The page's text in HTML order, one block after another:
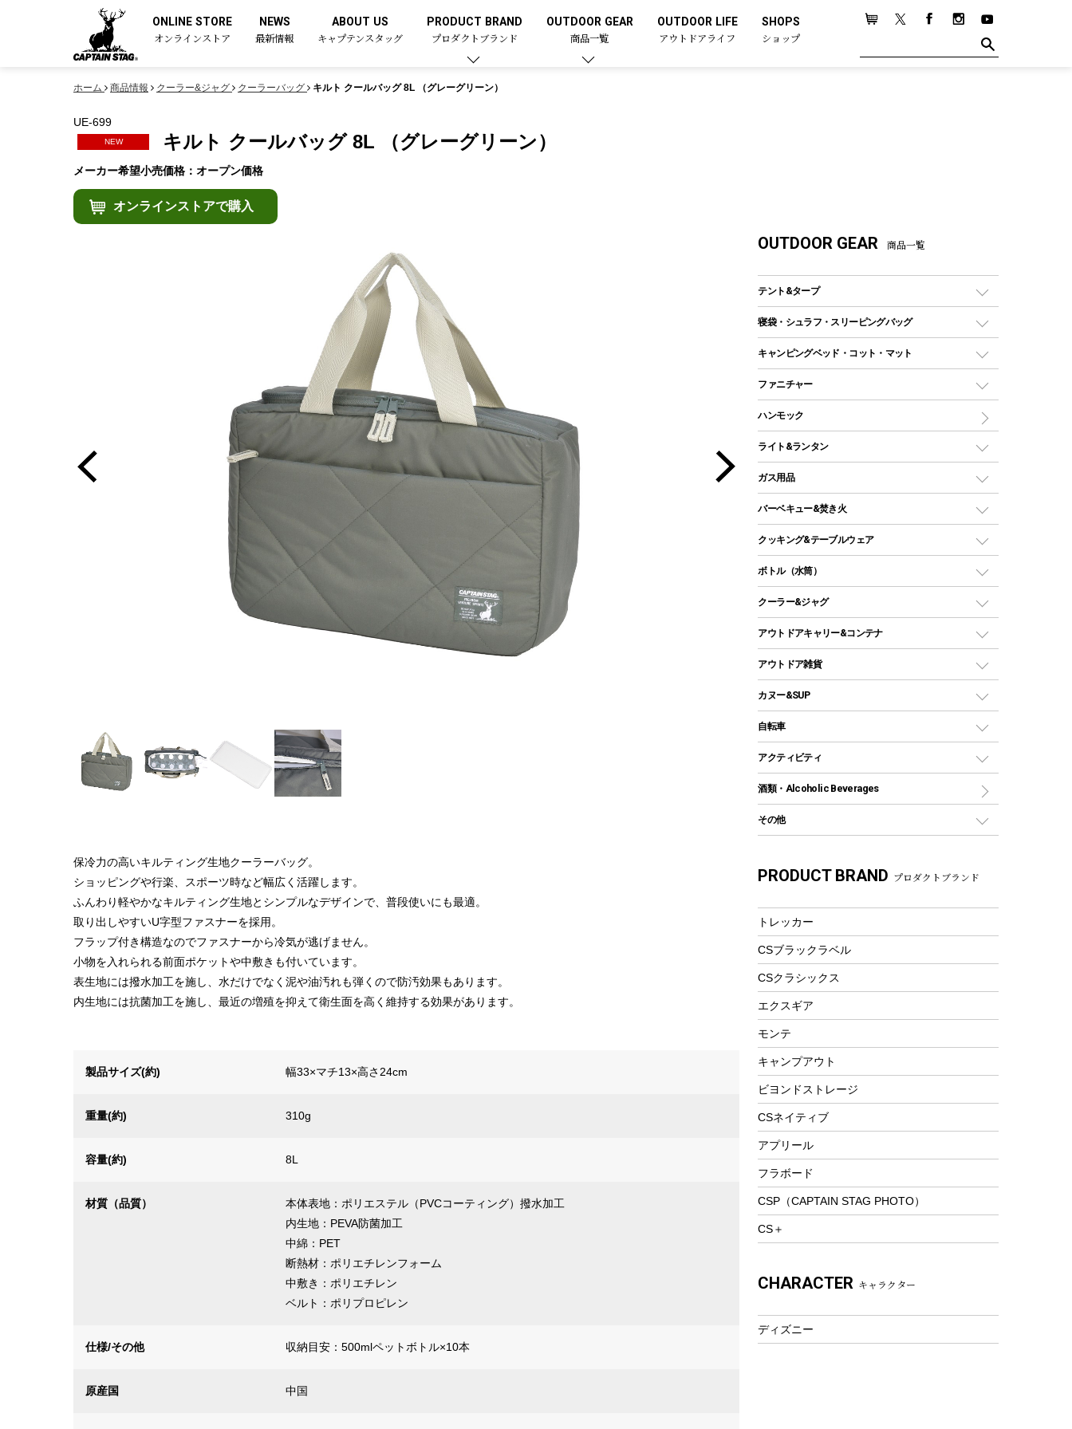
ONLINE STORE
オンラインストア
NEWS
最新情報
ABOUT US
キャプテンスタッグ
PRODUCT BRAND
プロダクトブランド
OUTDOOR GEAR
商品一覧
OUTDOOR LIFE
アウトドアライフ
SHOPS
ショップ
ホーム 商品情報 クーラー&ジャグ クーラーバッグ キルト クールバッグ 8L （グレーグリーン）
UE-699
NEW キルト クールバッグ 8L （グレーグリーン）
メーカー希望小売価格：オープン価格
オンラインストアで購入
保冷力の高いキルティング生地クーラーバッグ。
ショッピングや行楽、スポーツ時など幅広く活躍します。
ふんわり軽やかなキルティング生地とシンプルなデザインで、普段使いにも最適。
取り出しやすいU字型ファスナーを採用。
フラップ付き構造なのでファスナーから冷気が逃げません。
小物を入れられる前面ポケットや中敷きも付いています。
表生地には撥水加工を施し、水だけでなく泥や油汚れも弾くので防汚効果もあります。
内生地には抗菌加工を施し、最近の増殖を抑えて衛生面を高く維持する効果があります。
製品サイズ(約) 幅33×マチ13×高さ24cm
重量(約) 310g
容量(約) 8L
材質（品質）
本体表地：ポリエステル（PVCコーティング）撥水加工
内生地：PEVA防菌加工
中綿：PET
断熱材：ポリエチレンフォーム
中敷き：ポリエチレン
ベルト：ポリプロピレン
仕様/その他 収納目安：500mlペットボトル×10本
原産国 中国
OUTDOOR GEAR 商品一覧
テント&タープ
テント
ツールームテント
ワンポールテント
シェルターテント
ロッジ型・オリジナルテント
タープ
スクエアタープ（レクタタープ）
メッシュタープ
自立式タープ
パラソル
テントアクセサリー
ペグ
グランドシート
ガイドロープ
ツール
寝袋・シュラフ・スリーピングバッグ
レクタングラー型（封筒型）シュラフ
インナーシュラフ
キャンピングベッド・コット・マット
キャンピングベッド・コット
インフレータブルマット
ファニチャー
アウトドアテーブル
レジャーシート
ハンモック
ライト&ランタン
LEDランタン
ガスランタン
オイルランタン
LEDライト
ヘッドライト
キャンドル
ガス用品
ガスバーナー
ガス缶
ガストーチ、ライター
バーベキュー&焚き火
バーベキューコンロ、グリル
焚き火台タイプ（ロースタイル）グリル
卓上タイプグリル
パーティータイプグリル
鉄板、アミ
焚き火台&ストーブ
火起こし
バーベキューツール
燃料・着火剤・炭
クッキング&テーブルウェア
ダッチオーブン
ホットサンドメーカー
クッカーセット
シェラカップ
クッキングツール
ナイフ
カトラリー
マグカップ、カップ
フードボトル
コーヒー&ミル
トレー
ランチョンマット
ランチボックス
ピクニックセット
ボトル（水筒）
ステンレスボトル
コップ付きタイプ
ワンタッチタイプ
プラスチックボトル
ディズニーボトル
クーラー&ジャグ
クーラーボックス
クーラーバッグ
ウォータージャグ
保冷剤
アウトドアキャリー&コンテナ
アウトドアキャリー
アウトドア雑貨
バックパック&バッグ
リュック、バックパック
トートバッグ、サコッシュ
ショッピングキャリー
その他アウトドア雑貨
レイン
ツール、他
カヌー&SUP
インフレータブル
カヤック
パドル
ヘルメット
アクセサリー
自転車
折りたたみ自転車
スポーツサイクル
シティサイクル
自転車用アクセサリー
自転車ウェア
アクティビティ
マリン
ラッシュガード
テント
フローティングベスト
ヘルメット
エアーポンプ
ウィンター
防寒ウェア
ツール&アクセサリー
トレッキング
トレッキングステッキ
トレッキングアクセサリー
プレイグッズ
ウェルネス
フィットネス
アクセサリー
酒類・Alcoholic Beverages
その他
湯たんぽ
PRODUCT BRAND プロダクトブランド
トレッカー
CSブラックラベル
CSクラシックス
エクスギア
モンテ
キャンプアウト
ビヨンドストレージ
CSネイティブ
アプリール
フラボード
CSP（CAPTAIN STAG PHOTO）
CS＋
CHARACTER キャラクター
ディズニー